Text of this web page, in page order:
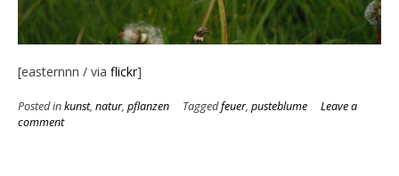
[easternnn / via flickr]
Posted inkunst, natur, pflanzen Taggedfeuer, pusteblume
Leave a
comment